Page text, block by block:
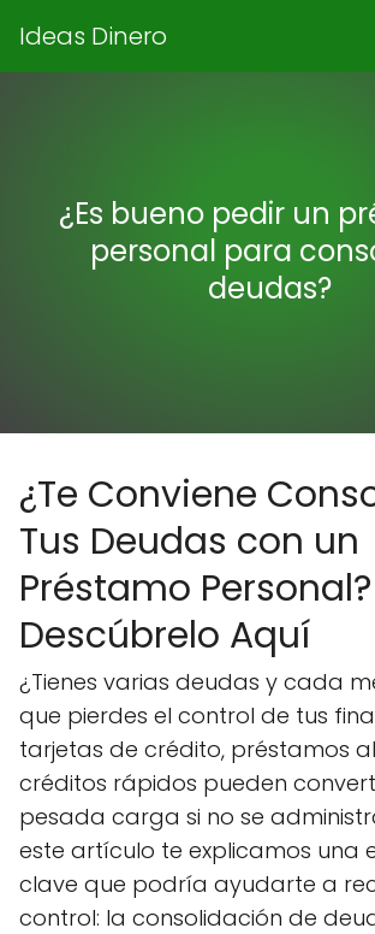
Ideas Dinero
¿Es bueno pedir un
personal para
deudas?
¿Te Conviene
Tus Deudas con un
Préstamo Personal?
Descúbrelo Aquí
¿Tienes varias deudas y cada
que pierdes el control de tus
tarjetas de crédito, préstamos
créditos rápidos pueden
pesada carga si no se
este artículo te explicamos una
clave que podría ayudarte a
control: la consolidación de